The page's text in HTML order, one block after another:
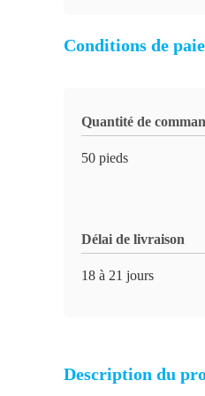
Conditions de
Quantité de
50 pieds
Délai de livraison
18 à 21 jours
Description du